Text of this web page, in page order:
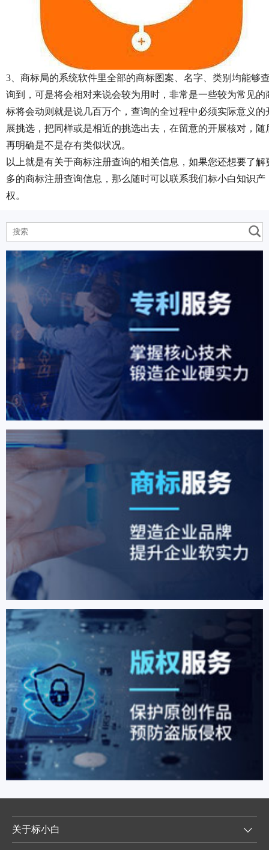
3、商标局的系统软件里全部的商标图案、名字、类别均能够
询到，可是将会相对来说会较为用时，非常是一些较为常见的
标将会动则就是说几百万个，查询的全过程中必须实际意义的
展挑选，把同样或是相近的挑选出去，在留意的开展核对，随
再明确是不是存有类似状况。
以上就是有关于商标注册查询的相关信息，如果您还想要了解
多的商标注册查询信息，那么随时可以联系我们标小白知识产
权。
关于标小白